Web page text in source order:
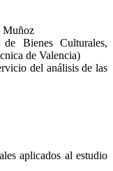
Muñoz
Bienes Culturales,
de Valencia)
del análisis de las
aplicados al estudio